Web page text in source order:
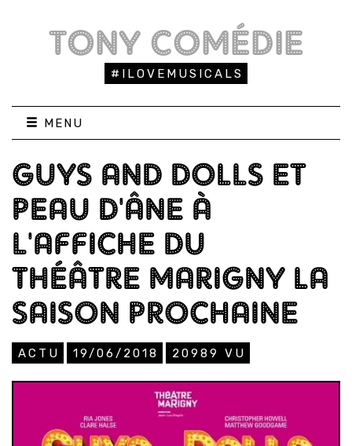
TONY COMÉDIE
#ILOVEMUSICALS
MENU
GUYS AND DOLLS ET
PEAU D'ÂNE À
L'AFFICHE DU
THÉÂTRE MARIGNY LA
SAISON PROCHAINE
ACTU 19/06/2018 20989 VU